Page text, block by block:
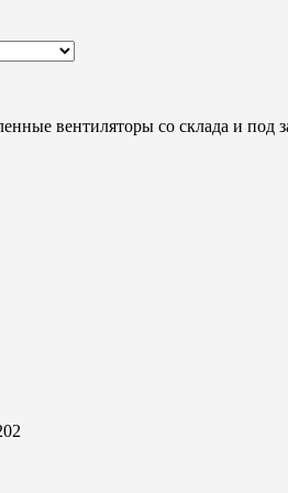
вентиляторы со склада и под